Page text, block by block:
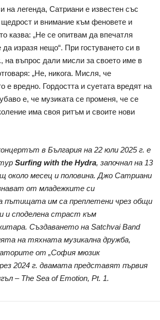
на легенда, Сатриани е известен със
щедрост и внимание към феновете и
казва: „Не се опитвам да впечатля
да изразя нещо“. При гостуването си в
на въпрос дали мисли за своето име в
„Не, никога. Мисля, че
е вредно. Гордостта и суетата вредят на
е, че музиката се променя, че се
има своя ритъм и своите нови
в България на 22 юли 2025 г. е
Surfing with the Hydra, започнал на 13
около месец и половина. Джо Сатриани
от младежките си
пътищата им са преплетени чрез общи
и споделена страст към
Създаването на Satchvai Band
на тяхната музикална дружба,
от „София мюзик
2024 г. двамата представят първия
– The Sea of Emotion, Pt. 1.